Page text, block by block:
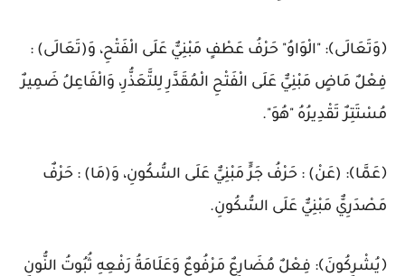
﴿وَتَعَالَى﴾: "الْوَاوُ" حَرْفُ عَطْفٍ مَبْنِيٌّ عَلَى الْفَتْحِ، وَ(تَعَالَى) :
فِعْلٌ مَاضٍ مَبْنِيٌّ عَلَى الْفَتْحِ الْمُقَدَّرِ لِلتَّعَذُّرِ، وَالْفَاعِلُ ضَمِيرٌ
مُسْتَتِرٌ تَقْدِيرُهُ "هُوَ".
﴿عَمَّا﴾: (عَنْ) : حَرْفُ جَرٍّ مَبْنِيٌّ عَلَى السُّكُونِ، وَ(مَا) : حَرْفٌ
مَصْدَرِيٌّ مَبْنِيٌّ عَلَى السُّكُونِ.
﴿يُشْرِكُونَ﴾: فِعْلٌ مُضَارِعٌ مَرْفُوعٌ وَعَلَامَةُ رَفْعِهِ ثُبُوتُ النُّونِ